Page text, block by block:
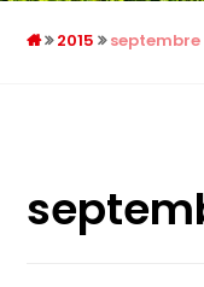
2015 septembre